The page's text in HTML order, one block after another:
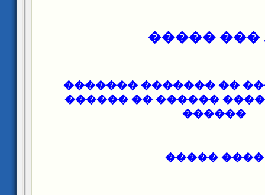
�. ���
��� ��� ����� ��
������ �������
������
���� �����